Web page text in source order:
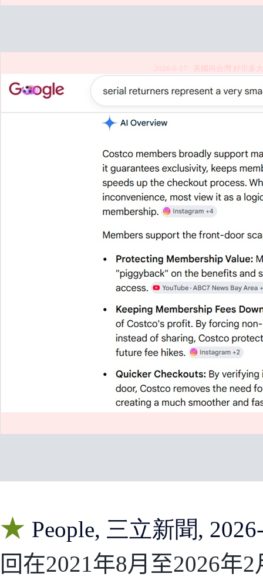
2026-6-1 7: 美國與台灣 好市多
★ People, 三立新聞,
回在2021年8月至2026年